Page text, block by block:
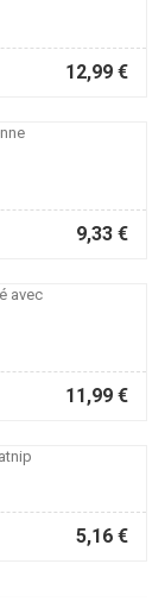
12,99 €
9,33 €
11,99 €
5,16 €